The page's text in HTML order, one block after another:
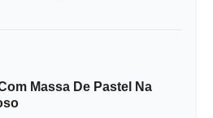
Massa De Pastel Na